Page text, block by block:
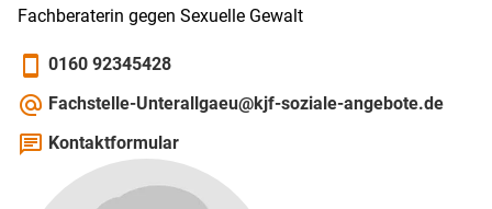
Fachberaterin gegen Sexuelle Gewalt
smartphone 0160 92345428
alternate_email Fachstelle-Unterallgaeu@kjf-soziale-angebote.de
chat Kontaktformular